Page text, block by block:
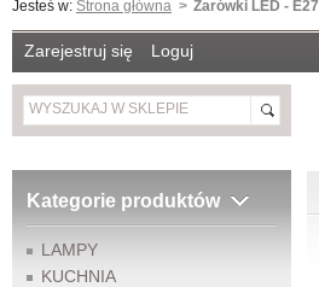
Jesteś w: Strona główna Żarówki LED - E27
Zarejestruj się Loguj
Kategorie produktów
LAMPY
KUCHNIA